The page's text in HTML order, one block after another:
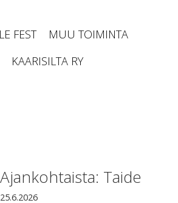
FEST
MUU TOIMINTA
KAARISILTA RY
Ajankohtaista: Taide
25.6.2026